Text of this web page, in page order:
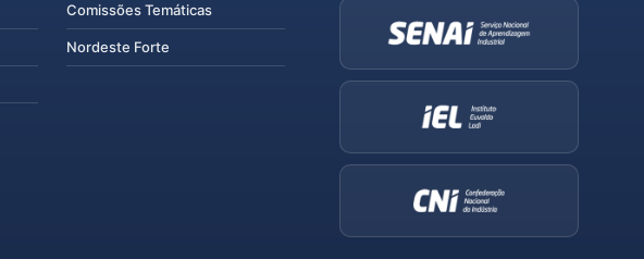
Comissões Temáticas
Nordeste Forte